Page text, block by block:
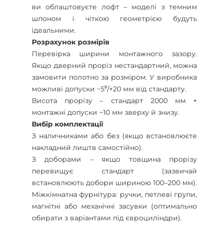
ви облаштовуєте лофт – моделі з темним
шпоном і чіткою геометрією будуть
ідеальними.
Розрахунок розмірів
Перевірка ширини монтажного зазору.
Якщо дверний проріз нестандартний, можна
замовити полотно за розміром. У виробника
можливі допуски −5⁰/+20 мм від стандарту.
Висота прорізу – стандарт 2000 мм +
монтажні допуски ~10 мм зверху й знизу.
Вибір комплектації
З наличниками або без (якщо встановлюєте
накладний лиштв самостійно).
З доборами – якщо товщина прорізу
перевищує стандарт (зазвичай
встановлюють добори шириною 100–200 мм).
Міжкімнатна фурнітура: ручки, петлеві групи,
магнітні або механічні засувки (оптимально
обирати з варіантами під євроциліндри).